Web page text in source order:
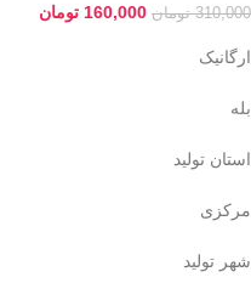
310,000 تومان 160,000 تومان
ارگانیک
بله
استان تولید
مرکزی
شهر تولید